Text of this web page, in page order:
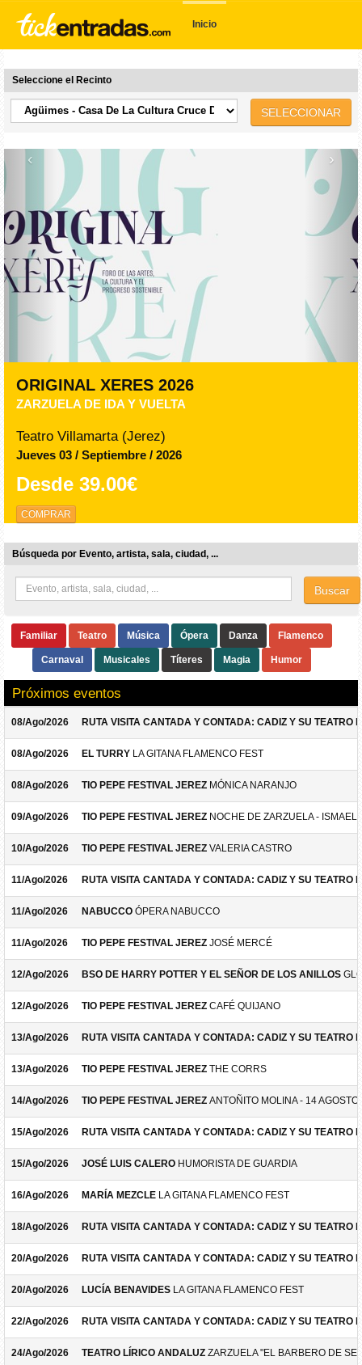
Inicio
Seleccione el Recinto
SELECCIONAR
‹ ›
ORIGINAL XERES 2026
ZARZUELA DE IDA Y VUELTA
Teatro Villamarta (Jerez)
Jueves 03 / Septiembre / 2026
Desde 39.00€
COMPRAR
Búsqueda por Evento, artista, sala, ciudad, ...
Buscar
Familiar Teatro Música Ópera Danza Flamenco
Carnaval Musicales Títeres Magia Humor
Próximos eventos
08/Ago/2026 RUTA VISITA CANTADA Y CONTADA: CADIZ Y SU TEATRO
08/Ago/2026 EL TURRY LA GITANA FLAMENCO FEST
08/Ago/2026 TIO PEPE FESTIVAL JEREZ MÓNICA NARANJO
09/Ago/2026 TIO PEPE FESTIVAL JEREZ NOCHE DE ZARZUELA -
10/Ago/2026 TIO PEPE FESTIVAL JEREZ VALERIA CASTRO
11/Ago/2026 RUTA VISITA CANTADA Y CONTADA: CADIZ Y SU TEATRO
11/Ago/2026 NABUCCO ÓPERA NABUCCO
11/Ago/2026 TIO PEPE FESTIVAL JEREZ JOSÉ MERCÉ
12/Ago/2026 BSO DE HARRY POTTER Y EL SEÑOR DE LOS ANILLOS
12/Ago/2026 TIO PEPE FESTIVAL JEREZ CAFÉ QUIJANO
13/Ago/2026 RUTA VISITA CANTADA Y CONTADA: CADIZ Y SU TEATRO
13/Ago/2026 TIO PEPE FESTIVAL JEREZ THE CORRS
14/Ago/2026 TIO PEPE FESTIVAL JEREZ ANTOÑITO MOLINA - 14 AGOSTO
15/Ago/2026 RUTA VISITA CANTADA Y CONTADA: CADIZ Y SU TEATRO
15/Ago/2026 JOSÉ LUIS CALERO HUMORISTA DE GUARDIA
16/Ago/2026 MARÍA MEZCLE LA GITANA FLAMENCO FEST
18/Ago/2026 RUTA VISITA CANTADA Y CONTADA: CADIZ Y SU TEATRO
20/Ago/2026 RUTA VISITA CANTADA Y CONTADA: CADIZ Y SU TEATRO
20/Ago/2026 LUCÍA BENAVIDES LA GITANA FLAMENCO FEST
22/Ago/2026 RUTA VISITA CANTADA Y CONTADA: CADIZ Y SU TEATRO
24/Ago/2026 TEATRO LÍRICO ANDALUZ ZARZUELA "EL BARBERO DE